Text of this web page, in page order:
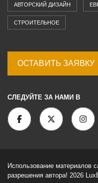
АВТОРСКИЙ ДИЗАЙН
СТРОИТЕЛЬНОЕ
ОСТАВИТЬ ЗАЯВКУ
СЛЕДУЙТЕ ЗА НАМИ В
Использование материалов
разрешения автора! 2026